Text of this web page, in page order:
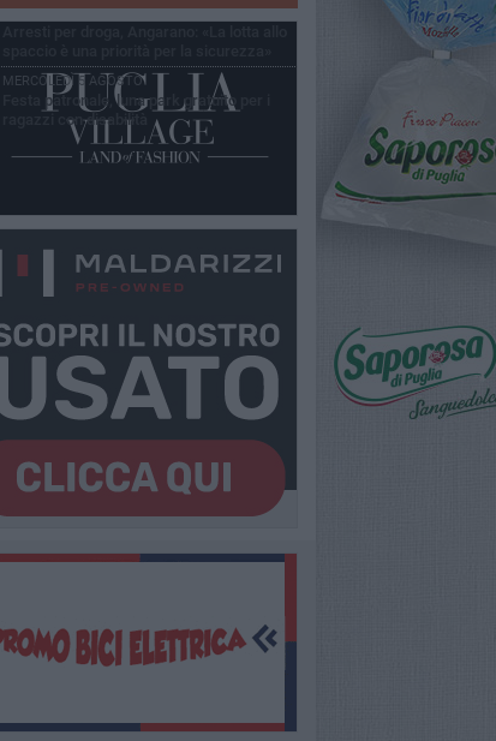
SABATO 1 AGOSTO
MERCOLEDÌ 5 AGOSTO
Festa patronale, luna park gratuito per i
ragazzi con disabilità